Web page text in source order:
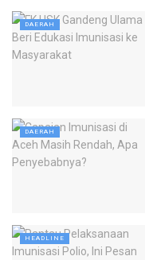
DAERAH
DAERAH
HEADLINE